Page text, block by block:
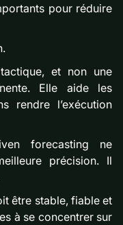
pour réduire
et non une
Elle aide les
rendre l’exécution
forecasting ne
précision. Il
être stable, fiable et
à se concentrer sur